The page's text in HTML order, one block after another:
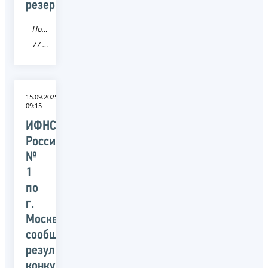
резерв
Новость
77 город Москва
15.09.2025
09:15
ИФНС
России
№
1
по
г.
Москве
сообщает
результаты